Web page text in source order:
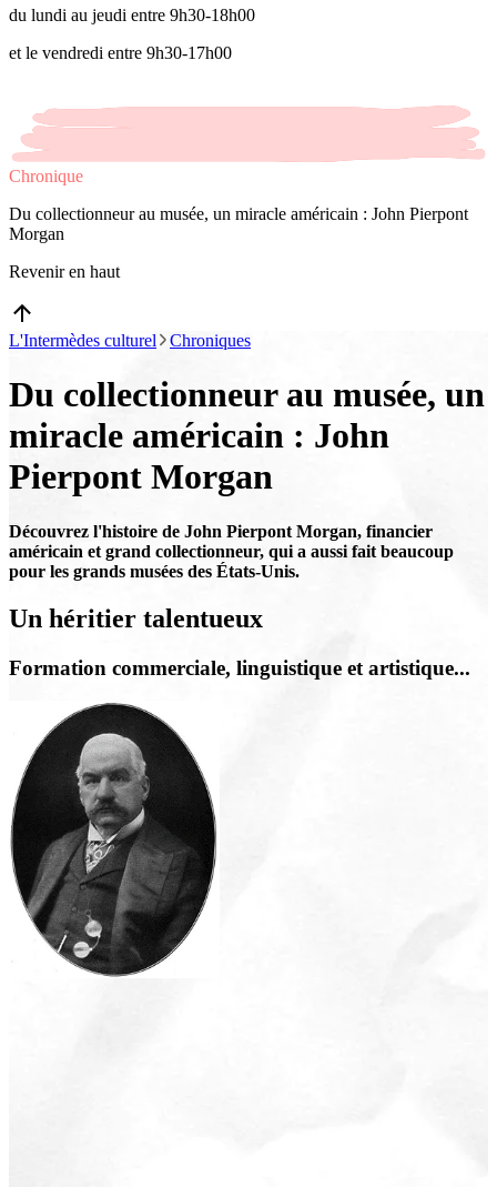
du lundi au jeudi entre 9h30-18h00
et le vendredi entre 9h30-17h00
Chronique
Du collectionneur au musée, un miracle américain : John Pierpont
Morgan
Revenir en haut
L'Intermèdes culturel Chroniques
Du collectionneur au musée, un
miracle américain : John
Pierpont Morgan
Découvrez l'histoire de John Pierpont Morgan, financier
américain et grand collectionneur, qui a aussi fait beaucoup
pour les grands musées des États-Unis.
Un héritier talentueux
Formation commerciale, linguistique et artistique...